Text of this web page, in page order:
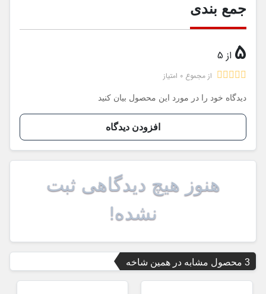
جمع بندی
5 از 5
از مجموع 0 امتیاز
دیدگاه خود را در مورد این محصول بیان کنید
افزودن دیدگاه
هنوز هیچ دیدگاهی ثبت
نشده!
3 محصول مشابه در همین شاخه